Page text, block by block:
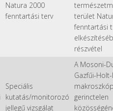
Natura 2000
fenntartási terv
terület
fenntartási
részvétel
Speciális
kutatás/monitorozó
jellegű vizsgálat
A Mosoni-
Gazfűi-
gerinctelen